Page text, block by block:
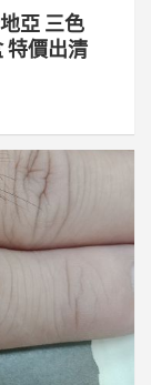
亞 三色
特價出清